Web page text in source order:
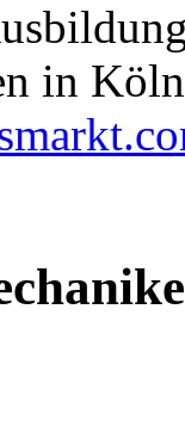
in